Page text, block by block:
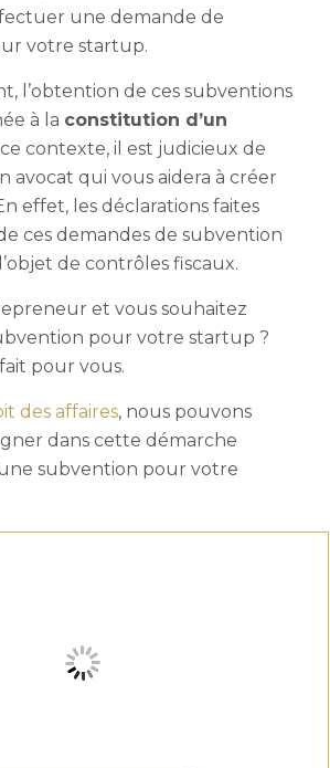
une demande de
votre startup.
l’obtention de ces subventions
à la constitution d’un
ce contexte, il est judicieux de
avocat qui vous aidera à créer
effet, les déclarations faites
ces demandes de subvention
de contrôles fiscaux.
et vous souhaitez
pour votre startup ?
pour vous.
des affaires, nous pouvons
dans cette démarche
subvention pour votre